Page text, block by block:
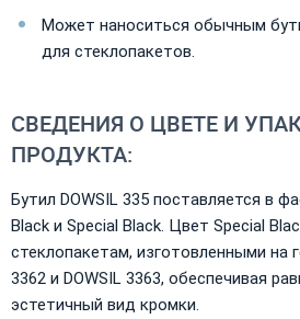
Может наноситься обычным
для стеклопакетов.
СВЕДЕНИЯ О ЦВЕТЕ И
ПРОДУКТА:
Бутил DOWSIL 335 поставляется в
Black и Special Black. Цвет Special
стеклопакетам, изготовленными на
3362 и DOWSIL 3363, обеспечивая
эстетичный вид кромки.